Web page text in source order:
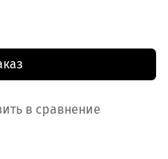
в сравнение